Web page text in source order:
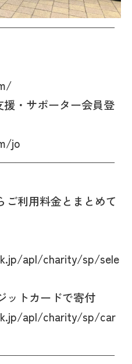
・サポーター会員登
jo
ご利用料金とまとめて
apl/charity/sp/sele
ットカードで寄付
apl/charity/sp/car